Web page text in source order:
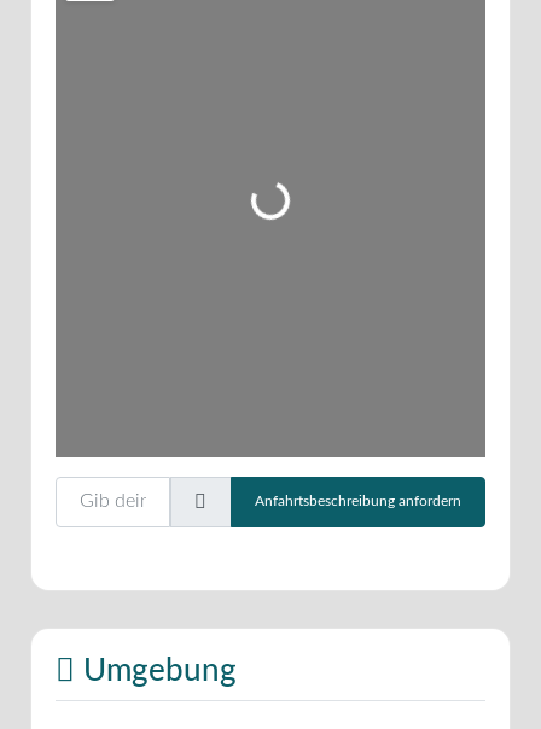
Wird geladen …
Gib deinen Standort ein.
Anfahrtsbeschreibung anfordern
Umgebung